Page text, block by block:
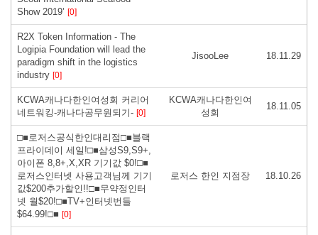
Show 2019’ [0]
R2X Token Information - The
Logipia Foundation will lead the
paradigm shift in the logistics
industry [0]
JisooLee 18.11.29
KCWA캐나다한인여성회 커리어
네트워킹-캐나다공무원되기- [0]
KCWA캐나다한인여
성회
18.11.05
□■로저스공식한인대리점□■블랙
프라이데이 세일!□■삼성S9,S9+,
아이폰 8,8+,X,XR 기기값 $0!□■
로저스인터넷 사용고객님께 기기
값$200추가할인!!□■무약정인터
넷 월$20!□■TV+인터넷번들
$64.99!□■ [0]
로저스 한인 지점장 18.10.26